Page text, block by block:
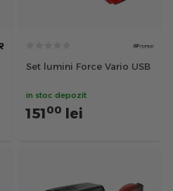
Set lumini Force Vario USB
in stoc depozit
15100 lei